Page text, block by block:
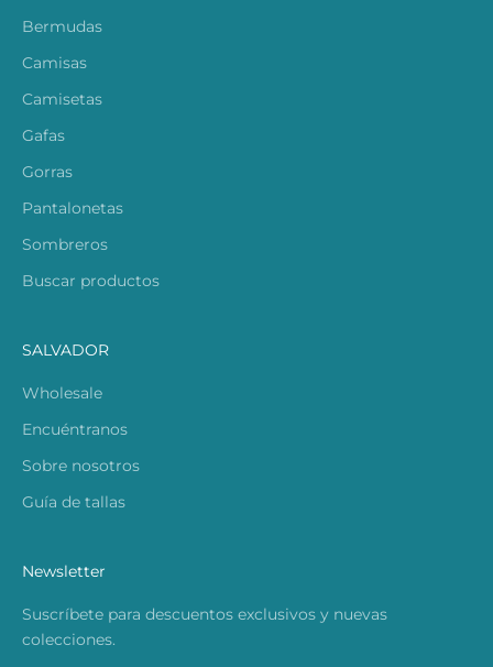
Bermudas
Camisas
Camisetas
Gafas
Gorras
Pantalonetas
Sombreros
Buscar productos
SALVADOR
Wholesale
Encuéntranos
Sobre nosotros
Guía de tallas
Newsletter
Suscríbete para descuentos exclusivos y nuevas
colecciones.